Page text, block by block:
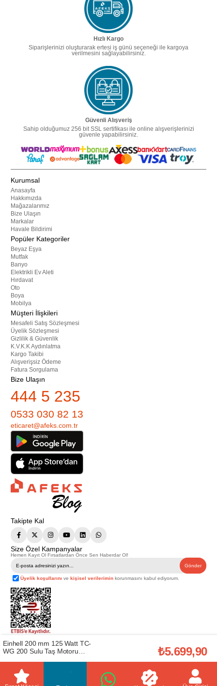
Hızlı Kargo
Siparişlerinizi oluşturarak ertesi iş günü seçeneği ile kargoya
verilmesini sağlayabilirsiniz.
Güvenli Alışveriş
Sahip olduğumuz 256 bit SSL sertifikası ile online alışverişlerinizi
güvenle yapabilirsiniz.
Kurumsal
Anasayfa
Hakkımızda
Mağazalarımız
Bize Ulaşın
Markalar
Havale Bildirimi
Popüler Kategoriler
Beyaz Eşya
Mutfak
Banyo
Elektrikli Ev Aleti
Hırdavat
Oto
Boya
Mobilya
Müşteri İlişkileri
Mesafeli Satış Sözleşmesi
Üyelik Sözleşmesi
Gizlilik & Güvenlik
K.V.K.K Aydınlatma
Kargo Takibi
Alışverişsiz Ödeme
Fatura Sorgulama
Bize Ulaşın
444 5 235
0533 030 82 13
eticaret@afeks.com.tr
Takipte Kal
Size Özel Kampanyalar
Hemen Kayıt Ol Fırsatlardan Önce Sen Haberdar Ol!
Gönder
Üyelik koşullarını vekişisel verilerimin korunmasını kabul ediyorum.
Telif Hakkı © 2026 Afeks Yapı Market
Bu web sitesindeki tüm ürünler ticari amaçlıdır. Web sitemizde yer alan
görsel ve yazılı içerikler firmamıza ait olup, firmamızın yazılı izni alınmadan
hiçbir yazılı/görsel içerik, logo, kopyalanamaz, kaynak gösterilemez ve
başka yerlerde kullanılamaz. İçeriklerin izin alınmadan kopyalanması ve
kullanılması 5846 sayılı Fikir ve Sanat Eserleri Yasasına göre suçtur.
Einhell 200 mm 125 Watt TC-
WG 200 Sulu Taş Motoru
₺5.699,90